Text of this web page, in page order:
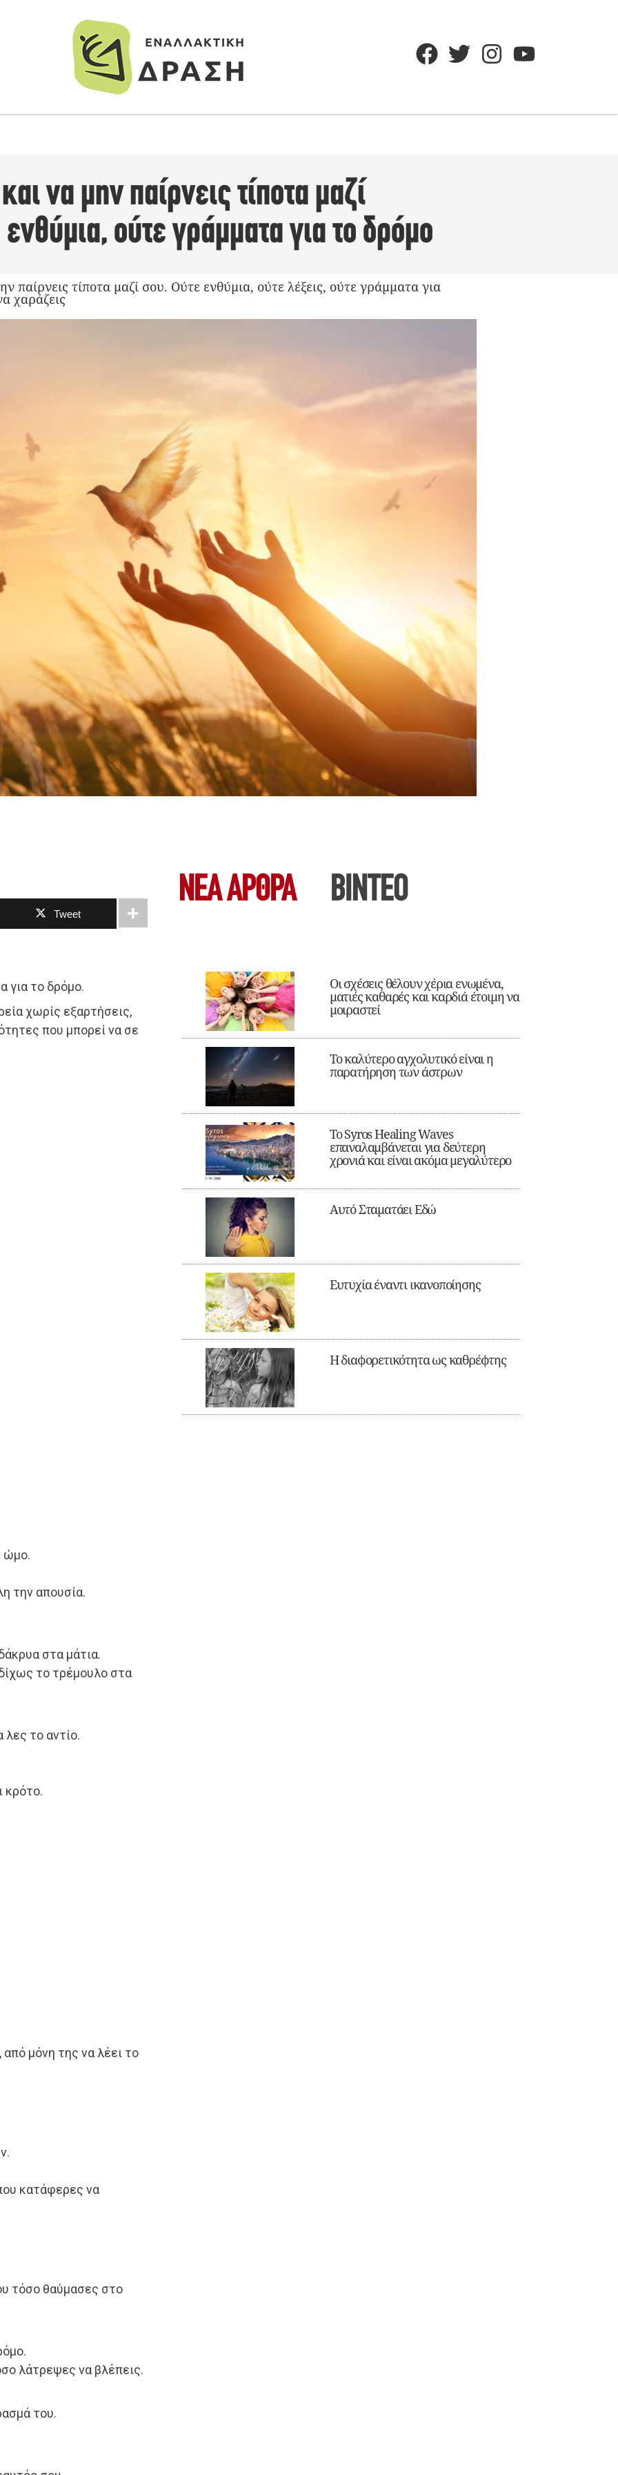
να μην παίρνεις τίποτα μαζί
ούτε γράμματα για το δρόμο
παίρνεις τίποτα μαζί σου. Ούτε ενθύμια, ούτε λέξεις, ούτε γράμματα για
χαράζεις
Tweet
για το δρόμο.
χωρίς εξαρτήσεις,
που μπορεί να σε
ώμο.
την απουσία.
στα μάτια.
το τρέμουλο στα
λες το αντίο.
κρότο.
μόνη της να λέει το
κατάφερες να
τόσο θαύμασες στο
λάτρεψες να βλέπεις.
του.
ΝΕΑ ΆΡΘΡΑ ΒΙΝΤΕΟ
Οι σχέσεις θέλουν χέρια ενωμένα,
ματιές καθαρές και καρδιά έτοιμη να
μοιραστεί
Το καλύτερο αγχολυτικό είναι η
παρατήρηση των άστρων
Το Syros Healing Waves
επαναλαμβάνεται για δεύτερη
χρονιά και είναι ακόμα μεγαλύτερο
Αυτό Σταματάει Εδώ
Ευτυχία έναντι ικανοποίησης
Η διαφορετικότητα ως καθρέφτης